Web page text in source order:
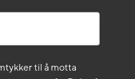
til å motta